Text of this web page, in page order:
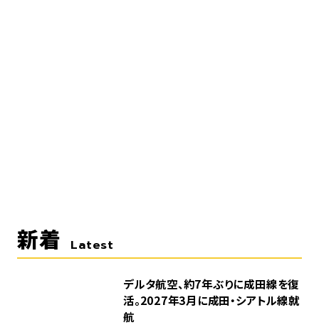
新着 Latest
デルタ航空、約7年ぶりに成田線を復
活。2027年3月に成田・シアトル線就
航